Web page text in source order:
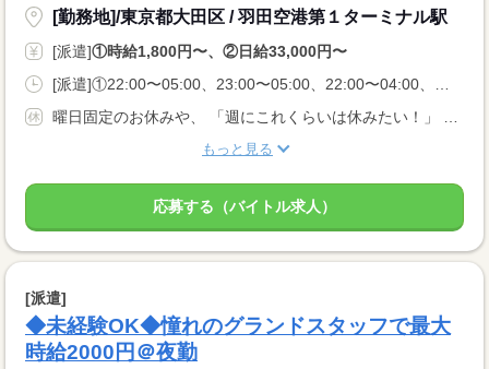
[勤務地]/東京都大田区 / 羽田空港第１ターミナル駅
[派遣]①時給1,800円〜、②日給33,000円〜
もっと見る
応募する（バイトル求人）
[派遣]
◆未経験OK◆憧れのグランドスタッフで最大
時給2000円＠夜勤